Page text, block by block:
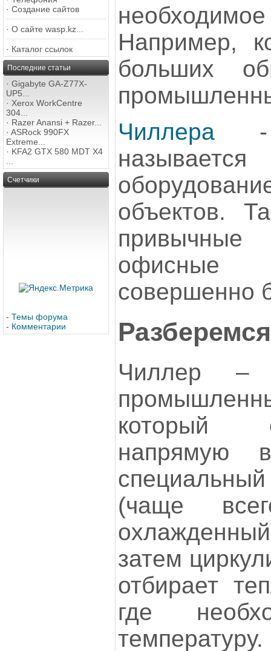
· Создание сайтов
· О сайте wasp.kz...
· Каталог ссылок
Последние статьи
· Gigabyte GA-Z77X-
UP5...
· Xerox WorkCentre
304...
· Razer Anansi + Razer...
· ASRock 990FX
Extreme...
· KFA2 GTX 580 MDT X4
Счетчики
- Темы форума
- Комментарии
Например,
больших
Чиллера -
объектов.
офисные
совершенно
Чиллер –
который
напрямую
(чаще
затем
отбирает
где